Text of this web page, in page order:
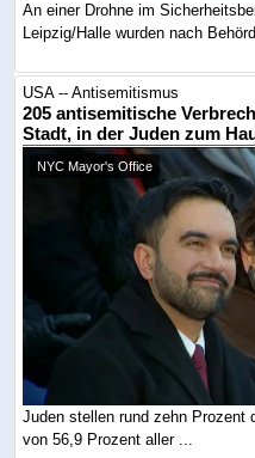
An einer Drohne im
Leipzig/Halle wurden nach
USA -- Antisemitismus
205 antisemitische
Stadt, in der Juden zum
NYC Mayor's Office
Juden stellen rund zehn Prozent
von 56,9 Prozent aller ...